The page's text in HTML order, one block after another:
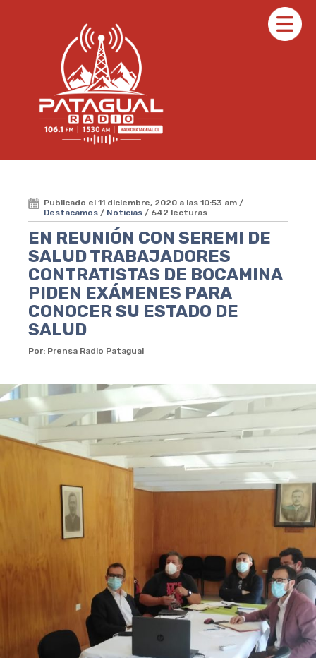
Publicado el 11 diciembre, 2020 a las 10:53 am /
Destacamos / Noticias / 642 lecturas
EN REUNIÓN CON SEREMI DE
SALUD TRABAJADORES
CONTRATISTAS DE BOCAMINA
PIDEN EXÁMENES PARA
CONOCER SU ESTADO DE
SALUD
Por: Prensa Radio Patagual